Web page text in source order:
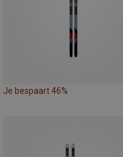
Je bespaart 46%